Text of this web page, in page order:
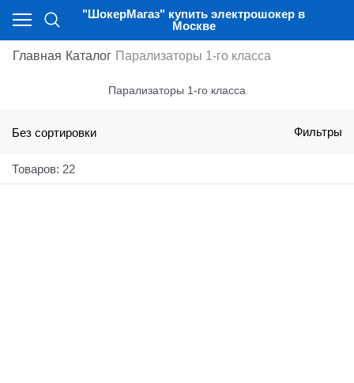
"ШокерМагаз" купить электрошокер в
Москве
Главная Каталог Парализаторы 1-го класса
Парализаторы 1-го класса
Без сортировки Фильтры
Товаров: 22